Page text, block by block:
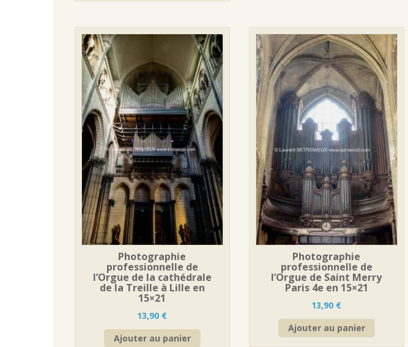
Photographie
professionnelle de
l’Orgue de la cathédrale
de la Treille à Lille en
15×21
13,90 €
Ajouter au panier
Photographie
professionnelle de
l’Orgue de Saint Merry
Paris 4e en 15×21
13,90 €
Ajouter au panier